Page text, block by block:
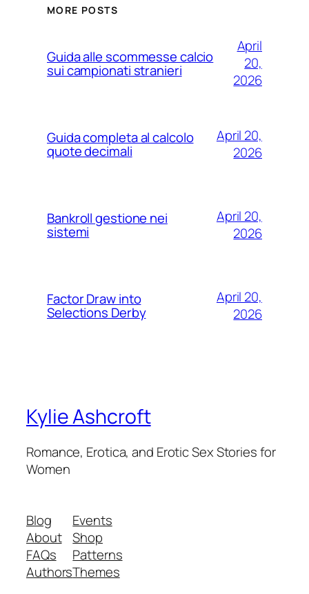
MORE POSTS
Guida alle scommesse calcio
sui campionati stranieri
April
20,
2026
Guida completa al calcolo
quote decimali
April 20,
2026
Bankroll gestione nei
sistemi
April 20,
2026
Factor Draw into
Selections Derby
April 20,
2026
Kylie Ashcroft
Romance, Erotica, and Erotic Sex Stories for
Women
Blog
About
FAQs
Authors
Events
Shop
Patterns
Themes